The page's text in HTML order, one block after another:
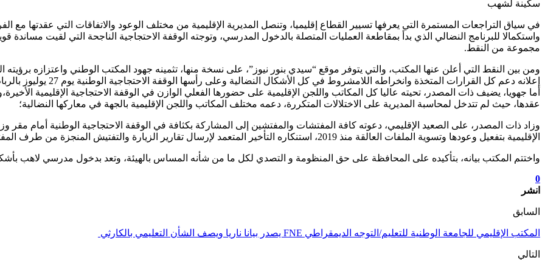
سكينة لشهب
في سياق التراجعات المستمرة التي يعرفها تسيير القطاع إقليميا، وتنصل المديرية الإقليمية من مختلف الوعود والاتفاقات التي عقدتها مع
واستكمالا للبرنامج النضالي الذي بدأ بمقاطعة العمليات المتصلة بالدخول المدرسي، وتوجته الوقفة الاحتجاجية الناجحة التي لقيت مساندة
مجموعة من النقط.
ومن بين النقط التي أعلن عنها المكتب، والتي يتوفر موقع “سيدي بنور نيوز”، على نسخة منها، تثمينه جهود المكتب الوطني واعتزازه
إعلانه دعم كل القرارات المتخذة وانخراطه اللامشروط في كل الأشكال النضالية وعلى رأسها الوقفة الاحتجاجية الوطنية يوم 27 يوليوز بالرباط.
أما جهويا، يضيف ذات المصدر، تحيته عاليا كل المكاتب واللجن الإقليمية على حضورها الفعلي الوازن في الوقفة الاحتجاجية الإقليمية
عقدها، حيث لم تتدخل لمحاسبة المديرية على الاختلالات المتكررة، دعمه مختلف المكاتب واللجن الإقليمية بالجهة في معاركها النضالية؛
الإقليمية بتفعيل وعودها وتسوية الملفات العالقة منذ 2019، استنكاره التأخير المتعمد لإرسال تقارير الزيارة والتفتيش المنجزة من طرف المفتشات والمفتشين.
واختتم المكتب بيانه، بتأكيده على المحافظة على حق المنظومة و التصدي لكل ما من شأنه المساس بالهيئة، وتعد بدخول مدرسي لاهب
0
انشر
السابق
المكتب الإقليمي للجامعة الوطنية للتعليم/التوجه الديمقراطي FNE يصدر بيانا ناريا ويصف الشأن التعليمي بالكارثي
التالي